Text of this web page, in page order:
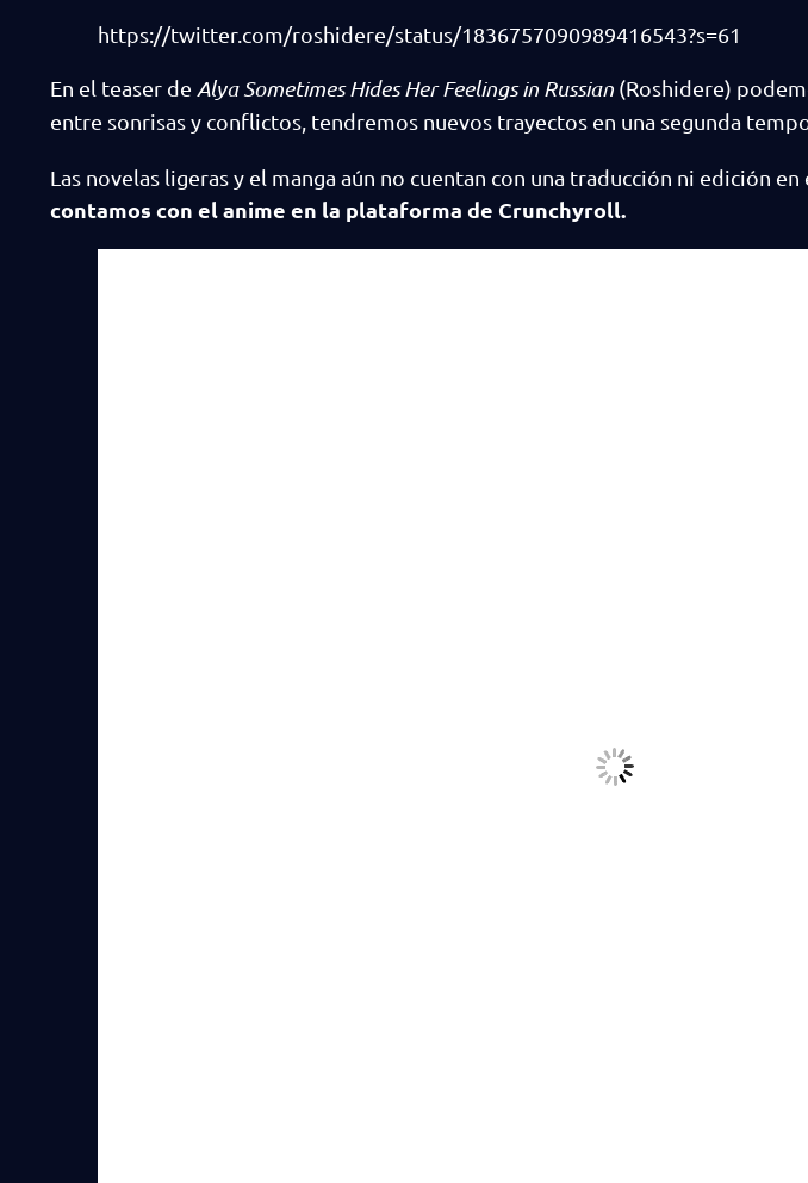
https://twitter.com/roshidere/status/1836757090989416543?s=61
En el teaser de Alya Sometimes Hides Her Feelings in Russian (Roshidere)
entre sonrisas y conflictos, tendremos nuevos trayectos en una segunda
Las novelas ligeras y el manga aún no cuentan con una traducción ni edición
contamos con el anime en la plataforma de Crunchyroll.